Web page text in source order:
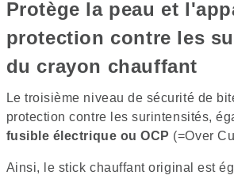
Protège la peau et
protection contre les
du crayon chauffant
Le troisième niveau de sécurité de
protection contre les surintensités,
fusible électrique ou OCP (=Over
Ainsi, le stick chauffant original est